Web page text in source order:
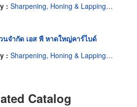
: Sharpening, Honing & Lapping Service
นจำกัด เอส พี หาดใหญ่คาร์ไบด์
: Sharpening, Honing & Lapping Service
Catalog